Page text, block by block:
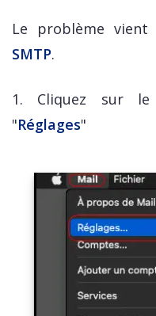
Le problème vient
SMTP.
1. Cliquez sur
"Réglages"